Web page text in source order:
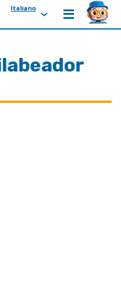
Italiano